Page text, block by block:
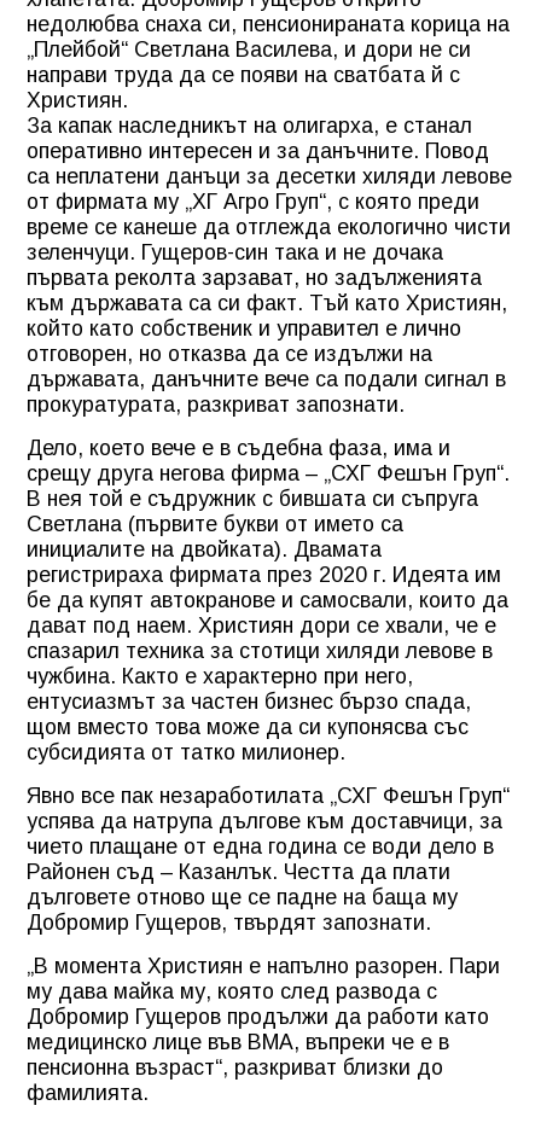
недолюбва снаха си, пенсионираната корица на
„Плейбой“ Светлана Василева, и дори не си
направи труда да се появи на сватбата й с
Християн.
За капак наследникът на олигарха, е станал
оперативно интересен и за данъчните. Повод
са неплатени данъци за десетки хиляди левове
от фирмата му „ХГ Агро Груп“, с която преди
време се канеше да отглежда екологично чисти
зеленчуци. Гущеров-син така и не дочака
първата реколта зарзават, но задълженията
към държавата са си факт. Тъй като Християн,
който като собственик и управител е лично
отговорен, но отказва да се издължи на
държавата, данъчните вече са подали сигнал в
прокуратурата, разкриват запознати.
Дело, което вече е в съдебна фаза, има и
срещу друга негова фирма – „СХГ Фешън Груп“.
В нея той е съдружник с бившата си съпруга
Светлана (първите букви от името са
инициалите на двойката). Двамата
регистрираха фирмата през 2020 г. Идеята им
бе да купят автокранове и самосвали, които да
дават под наем. Християн дори се хвали, че е
спазарил техника за стотици хиляди левове в
чужбина. Както е характерно при него,
ентусиазмът за частен бизнес бързо спада,
щом вместо това може да си купонясва със
субсидията от татко милионер.
Явно все пак незаработилата „СХГ Фешън Груп“
успява да натрупа дългове към доставчици, за
чието плащане от една година се води дело в
Районен съд – Казанлък. Честта да плати
дълговете отново ще се падне на баща му
Добромир Гущеров, твърдят запознати.
„В момента Християн е напълно разорен. Пари
му дава майка му, която след развода с
Добромир Гущеров продължи да работи като
медицинско лице във ВМА, въпреки че е в
пенсионна възраст“, разкриват близки до
фамилията.